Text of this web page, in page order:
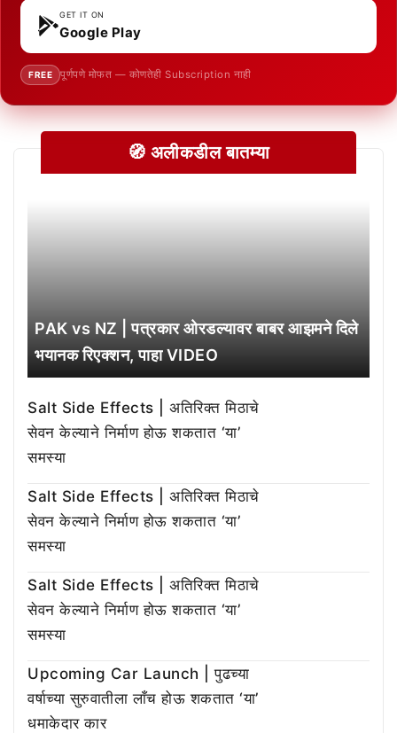
GET IT ON
Google Play
FREE पूर्णपणे मोफत — कोणतेही Subscription नाही
🧭 अलीकडील बातम्या
PAK vs NZ | पत्रकार ओरडल्यावर बाबर आझमने दिले
भयानक रिएक्शन, पाहा VIDEO
Salt Side Effects | अतिरिक्त मिठाचे
सेवन केल्याने निर्माण होऊ शकतात ‘या’
समस्या
Salt Side Effects | अतिरिक्त मिठाचे
सेवन केल्याने निर्माण होऊ शकतात ‘या’
समस्या
Salt Side Effects | अतिरिक्त मिठाचे
सेवन केल्याने निर्माण होऊ शकतात ‘या’
समस्या
Upcoming Car Launch | पुढच्या
वर्षाच्या सुरुवातीला लाँच होऊ शकतात ‘या’
धमाकेदार कार